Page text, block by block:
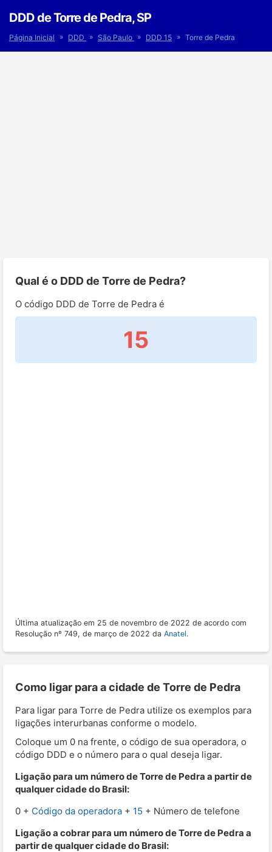
DDD de Torre de Pedra, SP
Página Inicial » DDD » São Paulo » DDD 15 » Torre de Pedra
Qual é o DDD de Torre de Pedra?
O código DDD de Torre de Pedra é
15
Última atualização em 25 de novembro de 2022 de acordo com
Resolução nº 749, de março de 2022 da Anatel.
Como ligar para a cidade de Torre de Pedra
Para ligar para Torre de Pedra utilize os exemplos para
ligações interurbanas conforme o modelo.
Coloque um 0 na frente, o código de sua operadora, o
código DDD e o número para o qual deseja ligar.
Ligação para um número de Torre de Pedra a partir de
qualquer cidade do Brasil:
0 + Código da operadora + 15 + Número de telefone
Ligação a cobrar para um número de Torre de Pedra a
partir de qualquer cidade do Brasil: